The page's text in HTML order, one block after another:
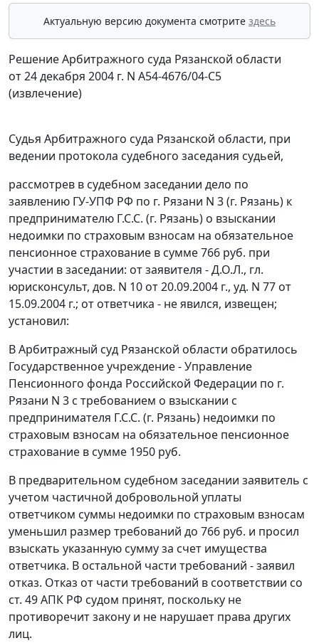
Актуальную версию документа смотрите здесь
Решение Арбитражного суда Рязанской области
от 24 декабря 2004 г. N А54-4676/04-С5
(извлечение)
Судья Арбитражного суда Рязанской области, при
ведении протокола судебного заседания судьей,
рассмотрев в судебном заседании дело по
заявлению ГУ-УПФ РФ по г. Рязани N 3 (г. Рязань) к
предпринимателю Г.С.С. (г. Рязань) о взыскании
недоимки по страховым взносам на обязательное
пенсионное страхование в сумме 766 руб. при
участии в заседании: от заявителя - Д.О.Л., гл.
юрисконсульт, дов. N 10 от 20.09.2004 г., уд. N 77 от
15.09.2004 г.; от ответчика - не явился, извещен;
установил:
В Арбитражный суд Рязанской области обратилось
Государственное учреждение - Управление
Пенсионного фонда Российской Федерации по г.
Рязани N 3 с требованием о взыскании с
предпринимателя Г.С.С. (г. Рязань) недоимки по
страховым взносам на обязательное пенсионное
страхование в сумме 1950 руб.
В предварительном судебном заседании заявитель с
учетом частичной добровольной уплаты
ответчиком суммы недоимки по страховым взносам
уменьшил размер требований до 766 руб. и просил
взыскать указанную сумму за счет имущества
ответчика. В остальной части требований - заявил
отказ. Отказ от части требований в соответствии со
ст. 49АПК РФ судом принят, поскольку не
противоречит закону и не нарушает права других
лиц.